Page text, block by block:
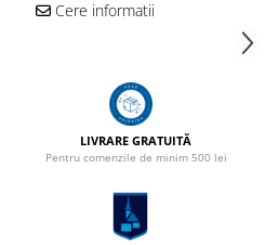
Cere informatii
LIVRARE GRATUITĂ
Pentru comenzile de minim 500 lei